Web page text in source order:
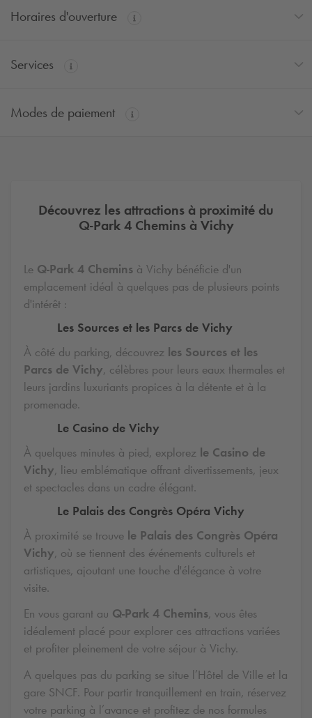
Horaires d'ouverture
Services
Modes de paiement
Découvrez les attractions à proximité du
Q-Park4 Chemins à Vichy
Le Q-Park 4 Chemins à Vichy bénéficie d'un
emplacement idéal à quelques pas de plusieurs points
d'intérêt :
Les Sources et les Parcs de Vichy
À côté du parking, découvrez les Sources et les
Parcs de Vichy, célèbres pour leurs eaux thermales et
leurs jardins luxuriants propices à la détente et à la
promenade.
Le Casino de Vichy
À quelques minutes à pied, explorez le Casino de
Vichy, lieu emblématique offrant divertissements, jeux
et spectacles dans un cadre élégant.
Le Palais des Congrès Opéra Vichy
À proximité se trouve le Palais des Congrès Opéra
Vichy, où se tiennent des événements culturels et
artistiques, ajoutant une touche d'élégance à votre
visite.
En vous garant au Q-Park 4 Chemins, vous êtes
idéalement placé pour explorer ces attractions variées
et profiter pleinement de votre séjour à Vichy.
A quelques pas du parking se situe l’Hôtel de Ville et la
gare SNCF. Pour partir tranquillement en train, réservez
votre parking à l’avance et profitez de nos formules